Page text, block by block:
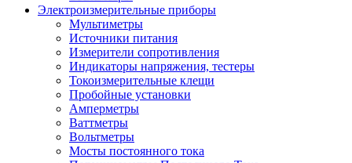
Электроизмерительные приборы
Мультиметры
Источники питания
Измерители сопротивления
Индикаторы напряжения, тестеры
Токоизмерительные клещи
Пробойные установки
Амперметры
Ваттметры
Вольтметры
Мосты постоянного тока